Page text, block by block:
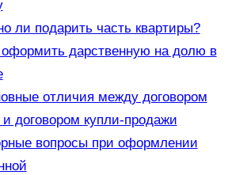
ли подарить часть квартиры?
дарственную на долю в
отличия между договором
договором купли-продажи
вопросы при оформлении